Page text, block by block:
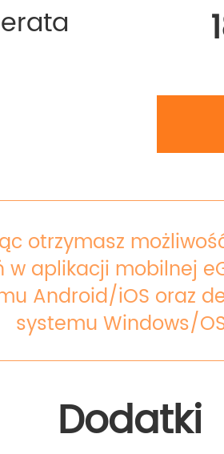
otrzymasz
w aplikacji mobilnej
Android/iOS oraz
systemu Windows/
Dodatki